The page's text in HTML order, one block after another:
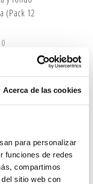
Acerca de las cookies
para personalizar
funciones de redes
compartimos
sitio web con
(Pack 12